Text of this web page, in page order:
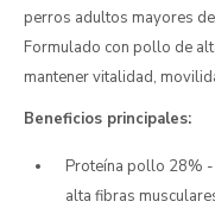
perros adultos mayores
Formulado con pollo de
mantener vitalidad,
Beneficios principales:
Proteína pollo 28%
alta fibras